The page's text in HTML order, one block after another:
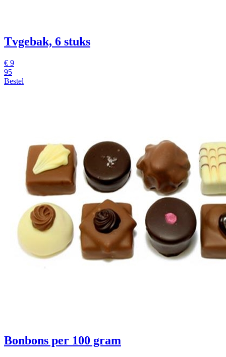
Tvgebak, 6 stuks
€ 9
95
Bestel
Bonbons per 100 gram